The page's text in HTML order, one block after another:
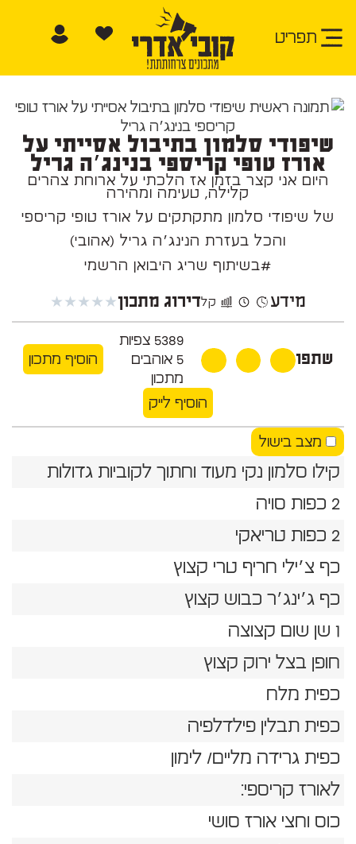
תפריט
שיפודי סלמון בתיבול אסייתי על
אורז טופי קריספי בנינג׳ה גריל
היום אני קצר בזמן אז הלכתי על ארוחת צהרים
קלילה, טעימה ומהירה
של שיפודי סלמון מתקתקים על אורז טופי קריספי
והכל בעזרת הנינג׳ה גריל (אהובי)
#בשיתוף שריג היבואן הרשמי
מידע קלדירוג מתכון★
★
★
★
★
שתפו
5389 צפיות
5 אוהבים
מתכון
הוסיף מתכון
הוסיף לייק
מצב בישול
קילו סלמון נקי מעוד וחתוך לקוביות גדולות
2 כפות סויה
2 כפות טריאקי
כף צ׳ילי חריף טרי קצוץ
כף ג׳ינג׳ר כבוש קצוץ
1 שן שום קצוצה
חופן בצל ירוק קצוץ
כפית מלח
כפית תבלין פילדלפיה
כפית גרידה מליים/ לימון
לאורז קריספי:
כוס וחצי אורז סושי